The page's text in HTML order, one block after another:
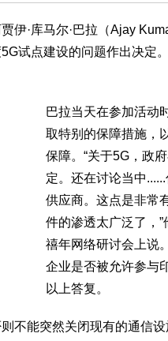
伊·库马尔·巴拉（Ajay
试点建设的问题作出决定
巴拉当天在参加活动
取特别的保障措施，
保障。“关于5G，政
定。还在讨论当中
供应商。这点是非常
件的渗透太广泛了，
禧年网络研讨会上说
企业是否被允许参与
以上答复。
不能突然关闭现有的通信